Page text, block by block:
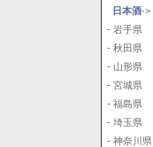
日本酒->
- 岩手県
- 秋田県
- 山形県
- 宮城県
- 福島県
- 埼玉県
- 神奈川県